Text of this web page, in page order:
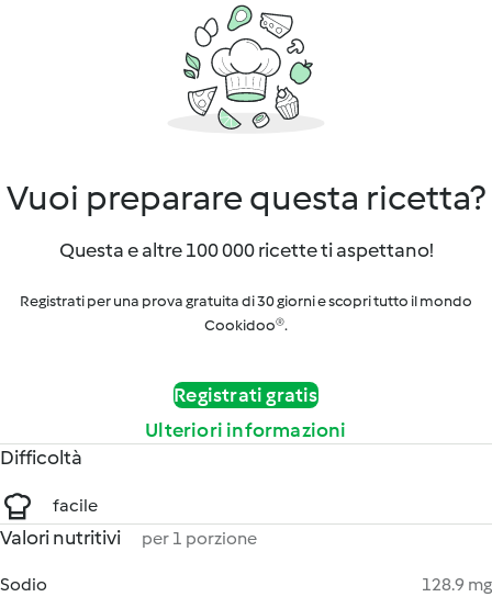
Vuoi preparare questa ricetta?
Questa e altre 100 000 ricette ti aspettano!
Registrati per una prova gratuita di 30 giorni e scopri tutto il mondo
Cookidoo®.
Registrati gratis
Ulteriori informazioni
Difficoltà
facile
Valori nutritivi per 1 porzione
Sodio
128.9 mg